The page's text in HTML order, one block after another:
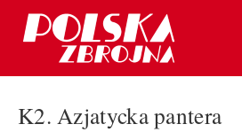
K2. Azjatycka pantera